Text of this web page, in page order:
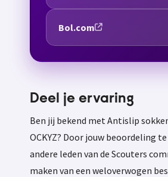
Bol.com
Deel je ervaring
Ben jij bekend met Antislip
OCKYZ? Door jouw beoordeling
andere leden van de Scouters
maken van een weloverwogen